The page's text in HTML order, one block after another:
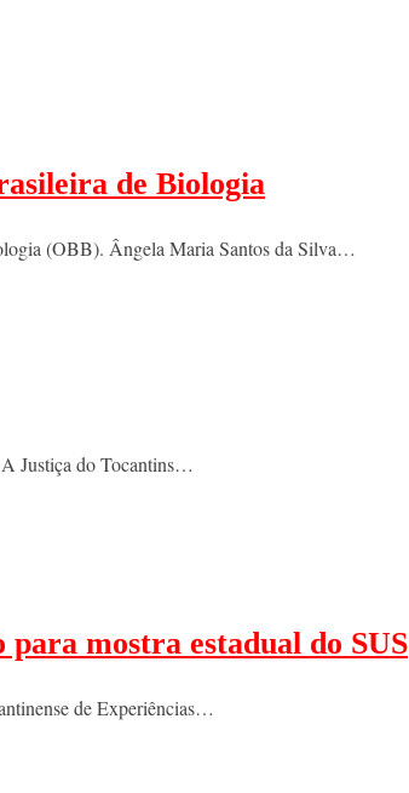
de Biologia
(OBB). Ângela Maria Santos da Silva…
Justiça do Tocantins…
mostra estadual do SUS
de Experiências…